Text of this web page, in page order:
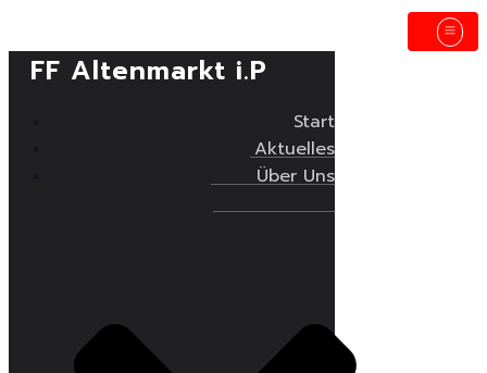
FF Altenmarkt i.P
Start
Aktuelles
Über Uns